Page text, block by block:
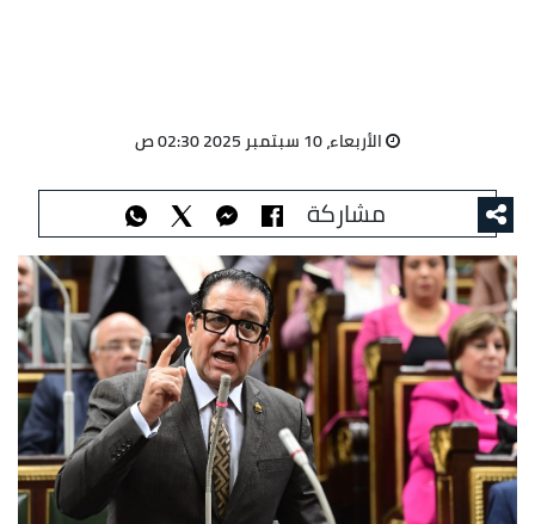
الأربعاء، 10 سبتمبر 2025 02:30 ص
مشاركة